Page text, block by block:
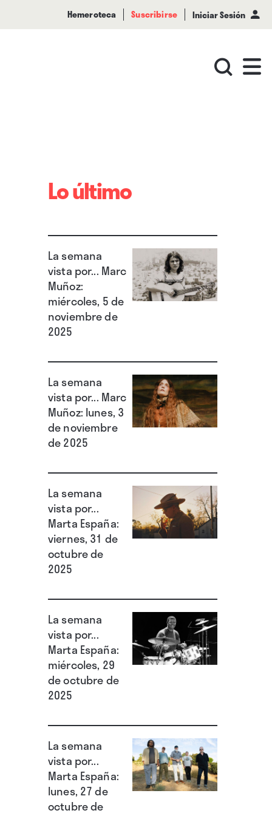
Hemeroteca Suscribirse Iniciar Sesión
Lo último
La semana
vista por... Marc
Muñoz:
miércoles, 5 de
noviembre de
2025
La semana
vista por... Marc
Muñoz: lunes, 3
de noviembre
de 2025
La semana
vista por...
Marta España:
viernes, 31 de
octubre de
2025
La semana
vista por...
Marta España:
miércoles, 29
de octubre de
2025
La semana
vista por...
Marta España:
lunes, 27 de
octubre de